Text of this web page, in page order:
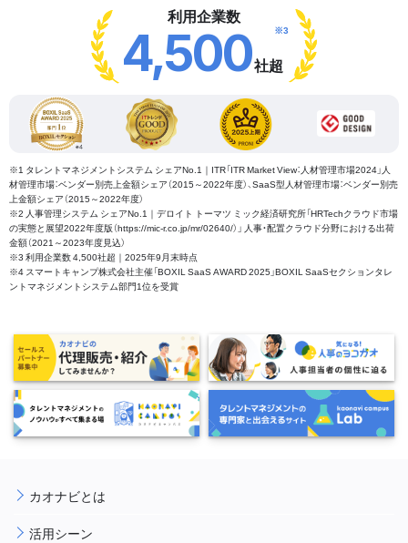
利用企業数
4,500社超
※3
※1 タレントマネジメントシステム シェアNo.1｜ITR「ITR Market View：人材管理市場2024」人
材管理市場：ベンダー別売上金額シェア（2015～2022年度）、SaaS型人材管理市場：ベンダー別売
上金額シェア（2015～2022年度）
※2 人事管理システム シェアNo.1｜デロイト トーマツ ミック経済研究所「HRTechクラウド市場
の実態と展望2022年度版（https://mic-r.co.jp/mr/02640/）」 人事・配置クラウド分野における出荷
金額（2021～2023年度見込）
※3 利用企業数 4,500社超｜2025年9月末時点
※4 スマートキャンプ株式会社主催「BOXIL SaaS AWARD 2025」BOXIL SaaSセクションタレ
ントマネジメントシステム部門1位を受賞
カオナビとは
活用シーン